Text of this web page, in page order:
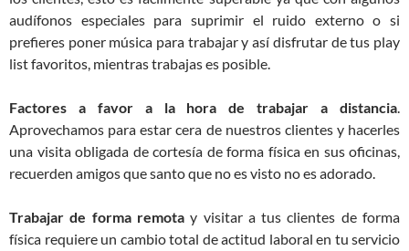
audífonos especiales para suprimir el ruido externo o si
prefieres poner música para trabajar y así disfrutar de tus play
list favoritos, mientras trabajas es posible.
Factores a favor a la hora de trabajar a distancia.
Aprovechamos para estar cera de nuestros clientes y hacerles
una visita obligada de cortesía de forma física en sus oficinas,
recuerden amigos que santo que no es visto no es adorado.
Trabajar de forma remotay visitar a tus clientes de forma
física requiere un cambio total de actitud laboral en tu servicio